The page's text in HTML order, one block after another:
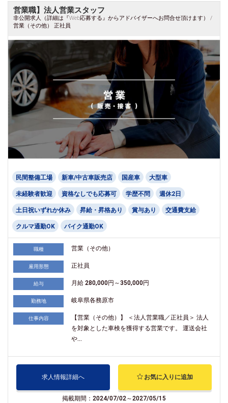
営業職】法人営業スタッフ
非公開求人（詳細は『Web応募する』からアドバイザーへお問合せ頂けます） /
営業（その他） 正社員
民間整備工場 新車/中古車販売店 国産車 大型車
未経験者歓迎 資格なしでも応募可 学歴不問 週休2日
土日祝いずれか休み 昇給・昇格あり 賞与あり 交通費支給
クルマ通勤OK バイク通勤OK
職種 営業（その他）
雇用形態 正社員
給与 月給 280,000円～350,000円
勤務地 岐阜県各務原市
仕事内容
【営業（その他）】 ＜法人営業職／正社員＞ 法人
を対象とした車検を獲得する営業です。 運送会社
や...
求人情報詳細へ お気に入りに追加
掲載期間：2024/07/02～2027/05/15